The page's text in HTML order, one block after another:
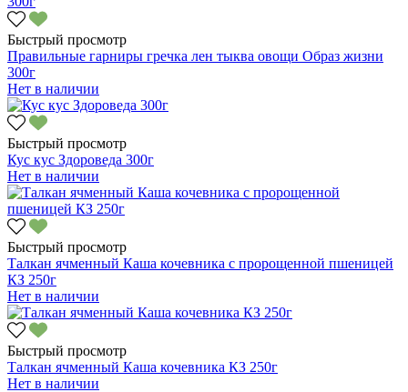
Быстрый просмотр
Правильные гарниры гречка лен тыква овощи Образ жизни
300г
Нет в наличии
Быстрый просмотр
Кус кус Здороведа 300г
Нет в наличии
Быстрый просмотр
Талкан ячменный Каша кочевника с пророщенной пшеницей
КЗ 250г
Нет в наличии
Быстрый просмотр
Талкан ячменный Каша кочевника КЗ 250г
Нет в наличии